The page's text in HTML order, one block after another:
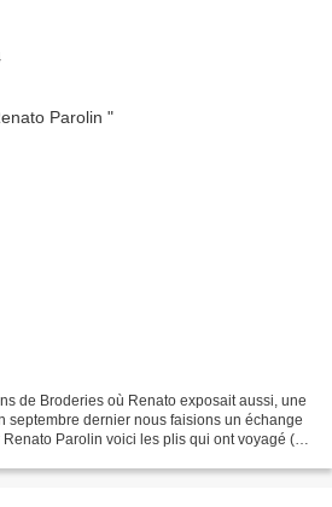
de Broderies où Renato exposait aussi, une
septembre dernier nous faisions un échange
Parolin voici les plis qui ont voyagé (2